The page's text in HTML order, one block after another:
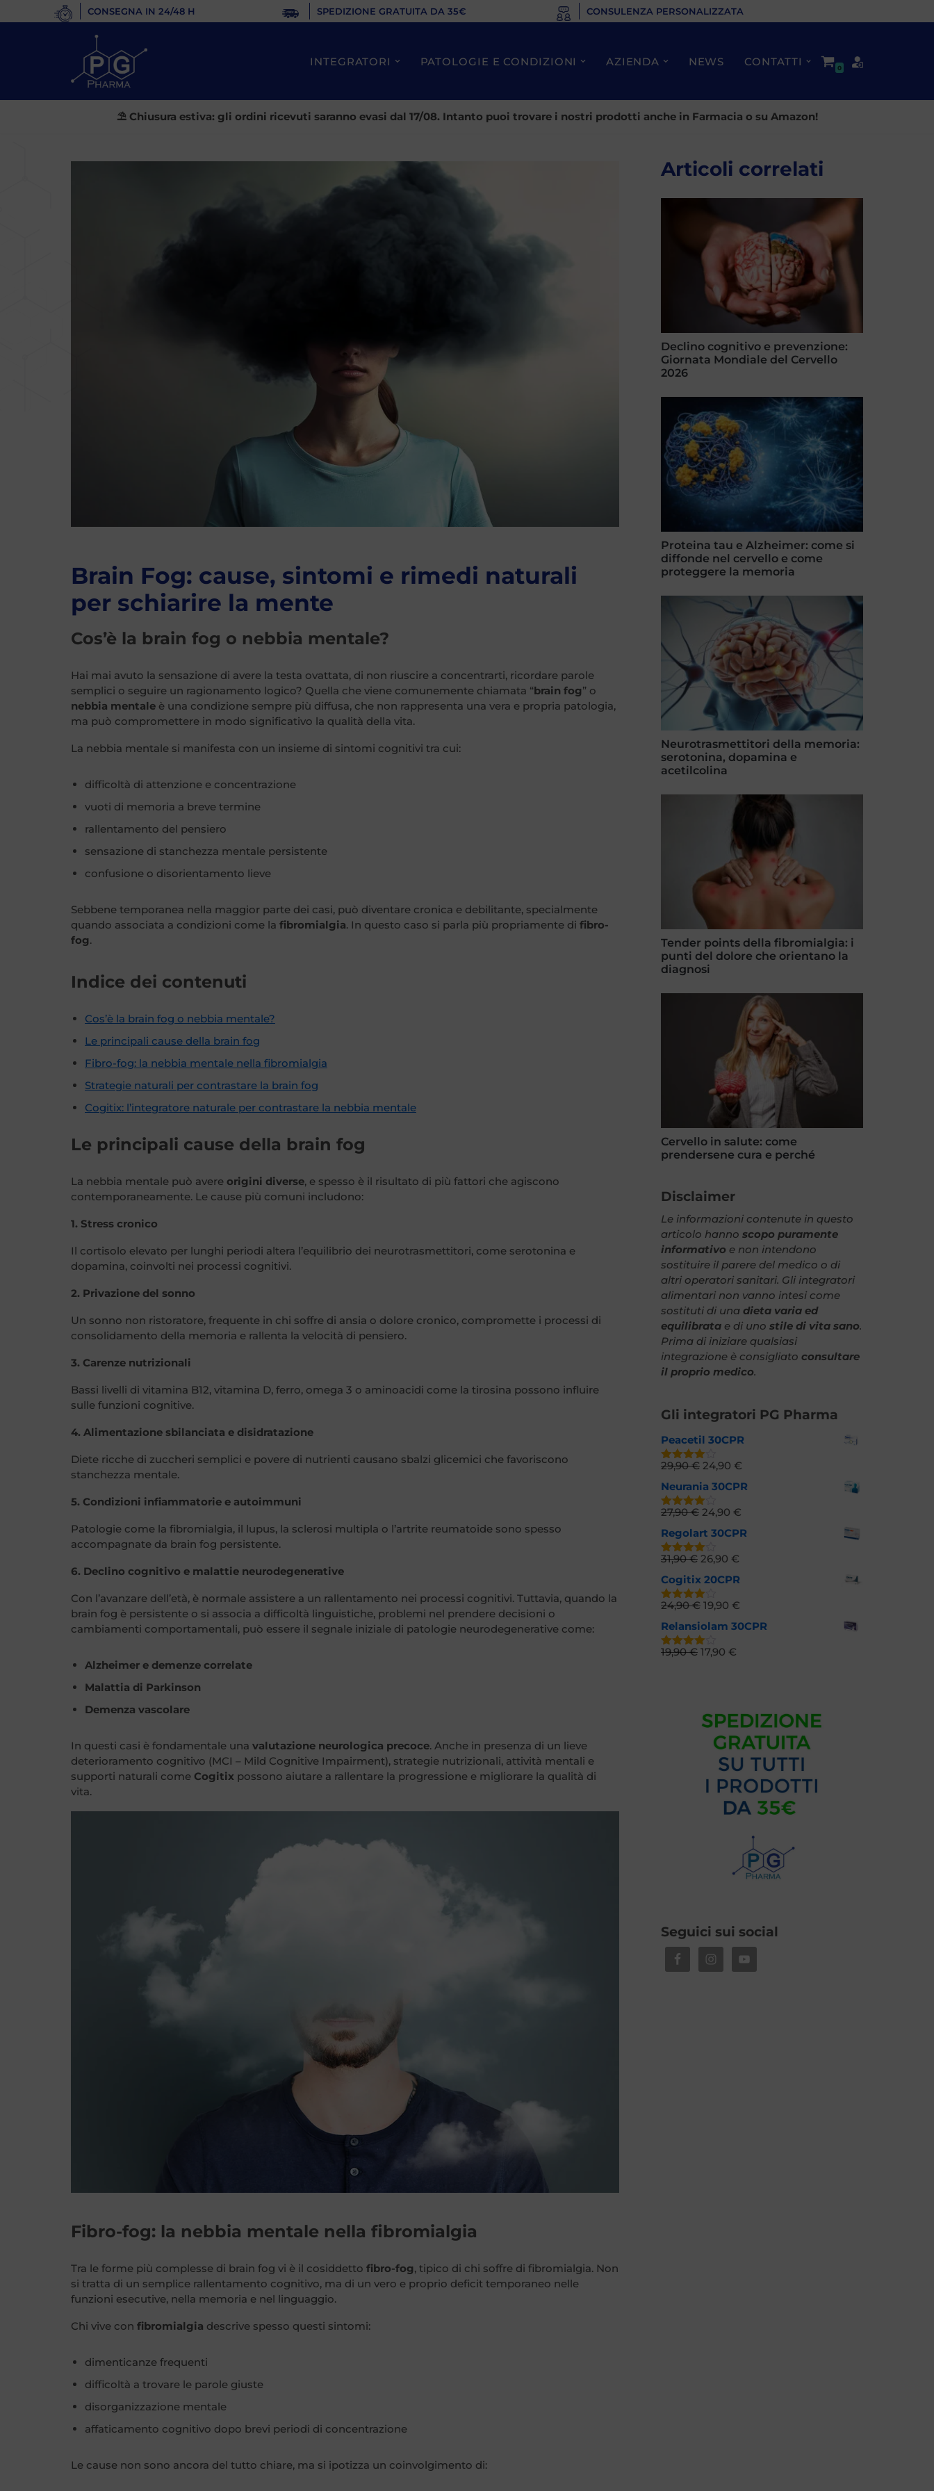
CONSEGNA IN 24/48 H SPEDIZIONE GRATUITA DA 35€ CONSULENZA PERSONALIZZATA
INTEGRATORI PATOLOGIE E CONDIZIONI AZIENDA NEWS CONTATTI 0
⛱️ Chiusura estiva: gli ordini ricevuti saranno evasi dal 17/08. Intanto puoi trovare i nostri prodotti anche in Farmacia o su Amazon!
Brain Fog: cause, sintomi e rimedi naturali
per schiarire la mente
Cos’è la brain fog o nebbia mentale?
Hai mai avuto la sensazione di avere la testa ovattata, di non riuscire a concentrarti, ricordare parole
semplici o seguire un ragionamento logico? Quella che viene comunemente chiamata “brain fog” o
nebbia mentale è una condizione sempre più diffusa, che non rappresenta una vera e propria patologia,
ma può compromettere in modo significativo la qualità della vita.
La nebbia mentale si manifesta con un insieme di sintomi cognitivi tra cui:
difficoltà di attenzione e concentrazione
vuoti di memoria a breve termine
rallentamento del pensiero
sensazione di stanchezza mentale persistente
confusione o disorientamento lieve
Sebbene temporanea nella maggior parte dei casi, può diventare cronica e debilitante, specialmente
quando associata a condizioni come la fibromialgia. In questo caso si parla più propriamente di fibro-
fog.
Indice dei contenuti
Cos’è la brain fog o nebbia mentale?
Le principali cause della brain fog
Fibro-fog: la nebbia mentale nella fibromialgia
Strategie naturali per contrastare la brain fog
Cogitix: l’integratore naturale per contrastare la nebbia mentale
Le principali cause della brain fog
La nebbia mentale può avere origini diverse, e spesso è il risultato di più fattori che agiscono
contemporaneamente. Le cause più comuni includono:
1. Stress cronico
Il cortisolo elevato per lunghi periodi altera l’equilibrio dei neurotrasmettitori, come serotonina e
dopamina, coinvolti nei processi cognitivi.
2. Privazione del sonno
Un sonno non ristoratore, frequente in chi soffre di ansia o dolore cronico, compromette i processi di
consolidamento della memoria e rallenta la velocità di pensiero.
3. Carenze nutrizionali
Bassi livelli di vitamina B12, vitamina D, ferro, omega 3 o aminoacidi come la tirosina possono influire
sulle funzioni cognitive.
4. Alimentazione sbilanciata e disidratazione
Diete ricche di zuccheri semplici e povere di nutrienti causano sbalzi glicemici che favoriscono
stanchezza mentale.
5. Condizioni infiammatorie e autoimmuni
Patologie come la fibromialgia, il lupus, la sclerosi multipla o l’artrite reumatoide sono spesso
accompagnate da brain fog persistente.
6. Declino cognitivo e malattie neurodegenerative
Con l’avanzare dell’età, è normale assistere a un rallentamento nei processi cognitivi. Tuttavia, quando la
brain fog è persistente o si associa a difficoltà linguistiche, problemi nel prendere decisioni o
cambiamenti comportamentali, può essere il segnale iniziale di patologie neurodegenerative come:
Alzheimer e demenze correlate
Malattia di Parkinson
Demenza vascolare
In questi casi è fondamentale una valutazione neurologica precoce. Anche in presenza di un lieve
deterioramento cognitivo (MCI – Mild Cognitive Impairment), strategie nutrizionali, attività mentali e
supporti naturali come Cogitix possono aiutare a rallentare la progressione e migliorare la qualità di
vita.
Fibro-fog: la nebbia mentale nella fibromialgia
Tra le forme più complesse di brain fog vi è il cosiddetto fibro-fog, tipico di chi soffre di fibromialgia. Non
si tratta di un semplice rallentamento cognitivo, ma di un vero e proprio deficit temporaneo nelle
funzioni esecutive, nella memoria e nel linguaggio.
Chi vive con fibromialgia descrive spesso questi sintomi:
dimenticanze frequenti
difficoltà a trovare le parole giuste
disorganizzazione mentale
affaticamento cognitivo dopo brevi periodi di concentrazione
Le cause non sono ancora del tutto chiare, ma si ipotizza un coinvolgimento di:
Articoli correlati
Declino cognitivo e prevenzione:
Giornata Mondiale del Cervello
2026
Proteina tau e Alzheimer: come si
diffonde nel cervello e come
proteggere la memoria
Neurotrasmettitori della memoria:
serotonina, dopamina e
acetilcolina
Tender points della fibromialgia: i
punti del dolore che orientano la
diagnosi
Cervello in salute: come
prendersene cura e perché
Disclaimer
Le informazioni contenute in questo
articolo hanno scopo puramente
informativo e non intendono
sostituire il parere del medico o di
altri operatori sanitari. Gli integratori
alimentari non vanno intesi come
sostituti di una dieta varia ed
equilibrata e di uno stile di vita sano.
Prima di iniziare qualsiasi
integrazione è consigliato consultare
il proprio medico.
Gli integratori PG Pharma
Peacetil 30CPR
Valutato
5
29,90€ 24,90 €
Neurania 30CPR
Valutato
27,90€ 24,90 €
Regolart 30CPR
Valutato
5
31,90€ 26,90 €
Cogitix 20CPR
Valutato
5
24,90€ 19,90 €
Relansiolam 30CPR
Valutato
19,90€ 17,90 €
Seguici sui social